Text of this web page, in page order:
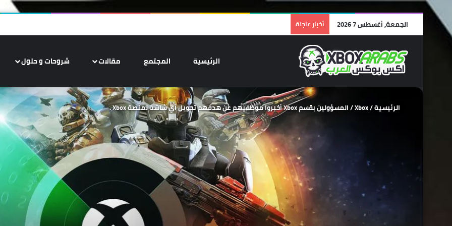
الجمعة, أغسطس 7 2026 أخبار عاجلة
الرئيسية المجتمع مقالات شروحات و حلول
الرئيسية/
Xbox
/المسؤولين بقسم Xbox أخبروا موظفيهم عن هدفهم تحويل أي شاشة لمنصة Xbox .